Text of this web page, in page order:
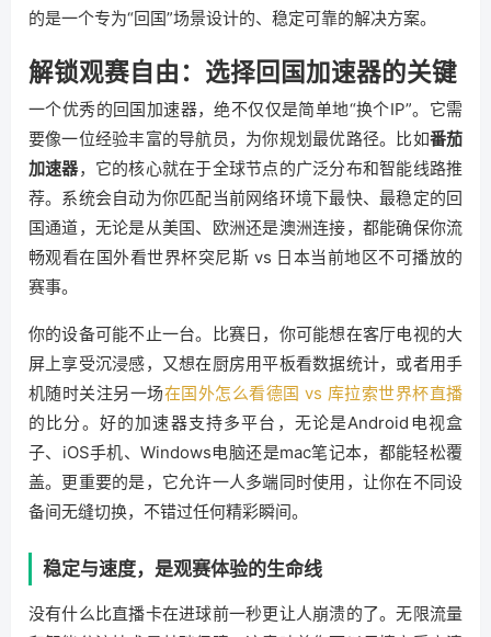
的是一个专为“回国”场景设计的、稳定可靠的解决方案。
解锁观赛自由：选择回国加速器的关键
一个优秀的回国加速器，绝不仅仅是简单地“换个IP”。它需
要像一位经验丰富的导航员，为你规划最优路径。比如番茄
加速器，它的核心就在于全球节点的广泛分布和智能线路推
荐。系统会自动为你匹配当前网络环境下最快、最稳定的回
国通道，无论是从美国、欧洲还是澳洲连接，都能确保你流
畅观看在国外看世界杯突尼斯 vs 日本当前地区不可播放的
赛事。
你的设备可能不止一台。比赛日，你可能想在客厅电视的大
屏上享受沉浸感，又想在厨房用平板看数据统计，或者用手
机随时关注另一场在国外怎么看德国 vs 库拉索世界杯直播
的比分。好的加速器支持多平台，无论是Android电视盒
子、iOS手机、Windows电脑还是mac笔记本，都能轻松覆
盖。更重要的是，它允许一人多端同时使用，让你在不同设
备间无缝切换，不错过任何精彩瞬间。
稳定与速度，是观赛体验的生命线
没有什么比直播卡在进球前一秒更让人崩溃的了。无限流量